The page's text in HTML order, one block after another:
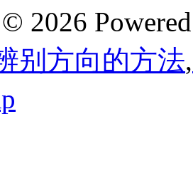
2026
别方向的方法,